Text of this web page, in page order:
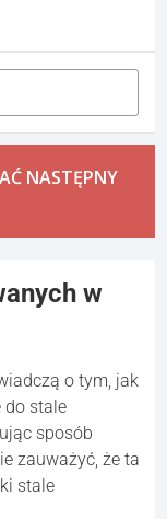
NASTĘPNY
w
o tym, jak
do stale
sposób
zauważyć, że ta
stale